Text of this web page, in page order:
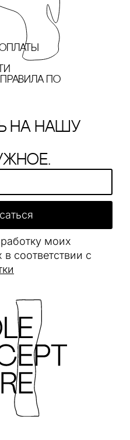
по
на нашу
моих
соответствии с